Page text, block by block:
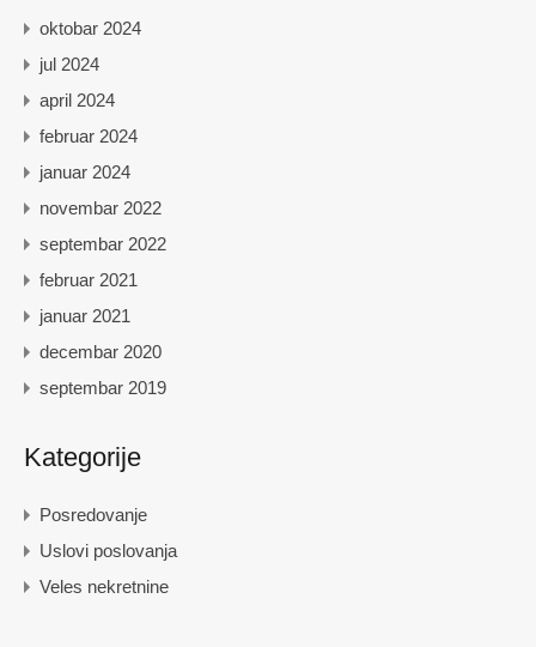
oktobar 2024
jul 2024
april 2024
februar 2024
januar 2024
novembar 2022
septembar 2022
februar 2021
januar 2021
decembar 2020
septembar 2019
Kategorije
Posredovanje
Uslovi poslovanja
Veles nekretnine